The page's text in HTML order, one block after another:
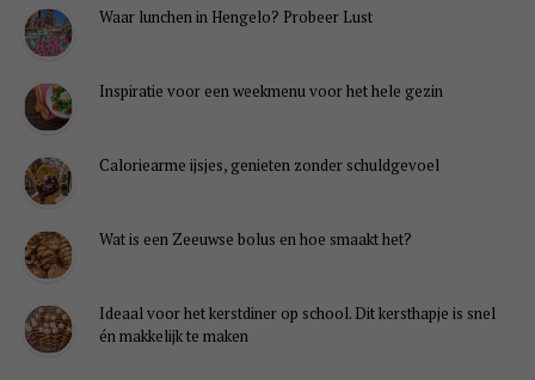
Waar lunchen in Hengelo? Probeer Lust
Inspiratie voor een weekmenu voor het hele gezin
Caloriearme ijsjes, genieten zonder schuldgevoel
Wat is een Zeeuwse bolus en hoe smaakt het?
Ideaal voor het kerstdiner op school. Dit kersthapje is snel
én makkelijk te maken